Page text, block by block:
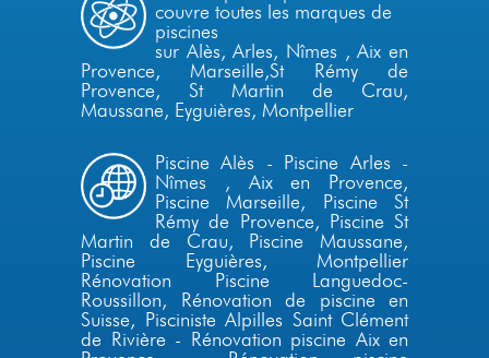
couvre toutes les marques de
piscines
sur Alès,Arles, Nîmes ,Aix en
Provence,Marseille,St Rémy de
Provence, St Martin de Crau,
Maussane, Eyguières, Montpellier
Piscine Alès - Piscine Arles -
Nîmes , Aix en Provence,
PiscineMarseille, Piscine St
Rémy de Provence, Piscine St
Martin de Crau, Piscine Maussane,
Piscine Eyguières, Montpellier
Rénovation Piscine Languedoc-
Roussillon, Rénovation de piscine en
Suisse, Pisciniste Alpilles Saint Clément
de Rivière - Rénovation piscine Aix en